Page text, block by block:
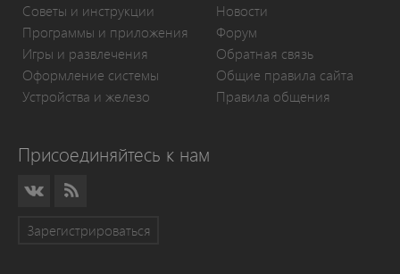
Советы и инструкции
Программы и приложения
Игры и развлечения
Оформление системы
Устройства и железо
Новости
Форум
Обратная связь
Общие правила сайта
Правила общения
Присоединяйтесь к нам
Зарегистрироваться